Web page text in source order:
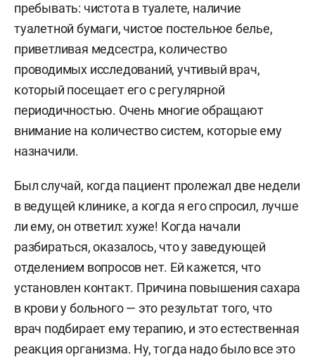
пребывать: чистота в туалете, наличие
туалетной бумаги, чистое постельное белье,
приветливая медсестра, количество
проводимых исследований, учтивый врач,
который посещает его с регулярной
периодичностью. Очень многие обращают
внимание на количество систем, которые ему
назначили.
Был случай, когда пациент пролежал две недели
в ведущей клинике, а когда я его спросил, лучше
ли ему, он ответил: хуже! Когда начали
разбираться, оказалось, что у заведующей
отделением вопросов нет. Ей кажется, что
установлен контакт. Причина повышения сахара
в крови у больного — это результат того, что
врач подбирает ему терапию, и это естественная
реакция организма. Ну, тогда надо было все это